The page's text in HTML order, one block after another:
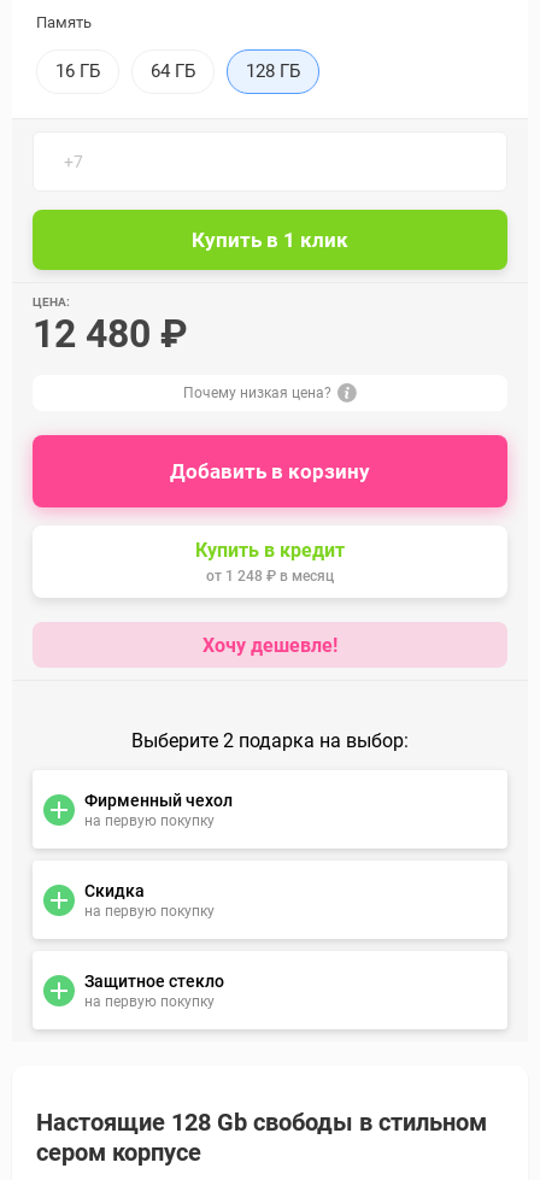
Память
16 ГБ 64 ГБ 128 ГБ
ЦЕНА:
12 480 ₽
Почему низкая цена?
Добавить в корзину
Купить в кредит
от 1 248 ₽ в месяц
Хочу дешевле!
Выберите 2 подарка на выбор:
Фирменный чехол
на первую покупку
Скидка
на первую покупку
Защитное стекло
на первую покупку
Настоящие 128 Gb свободы в стильном
сером корпусе